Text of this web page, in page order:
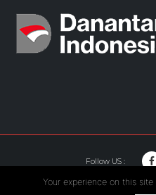
Follow US :
© Copyright 2020.
Your experience on this